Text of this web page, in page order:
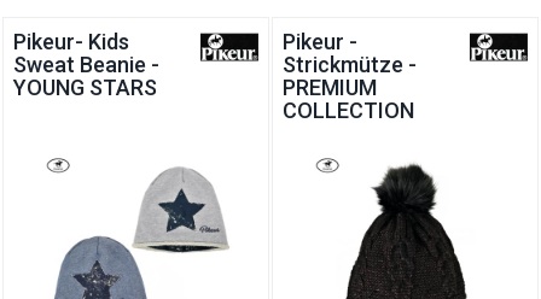
Pikeur- Kids
Sweat Beanie -
YOUNG STARS
Pikeur -
Strickmütze -
PREMIUM
COLLECTION